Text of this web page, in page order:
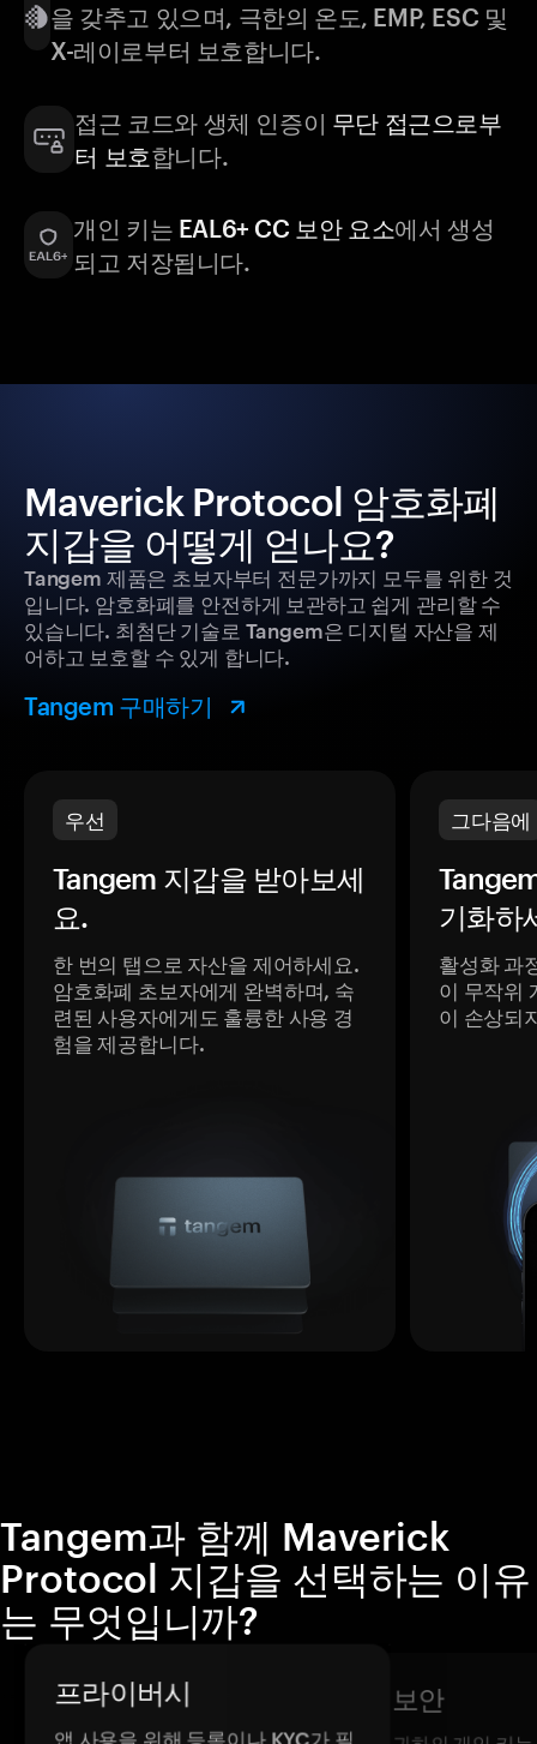
을 갖추고 있으며, 극한의 온도, EMP, ESC 및
X-레이로부터 보호합니다.
접근 코드와 생체 인증이 무단 접근으로부
터 보호합니다.
개인 키는 EAL6+ CC 보안 요소에서 생성
되고 저장됩니다.
Maverick Protocol 암호화폐
지갑을 어떻게 얻나요?
Tangem 제품은 초보자부터 전문가까지 모두를 위한 것
입니다. 암호화폐를 안전하게 보관하고 쉽게 관리할 수
있습니다. 최첨단 기술로 Tangem은 디지털 자산을 제
어하고 보호할 수 있게 합니다.
Tangem 구매하기
우선
Tangem 지갑을 받아보세
요.
한 번의 탭으로 자산을 제어하세요.
암호화폐 초보자에게 완벽하며, 숙
련된 사용자에게도 훌륭한 사용 경
험을 제공합니다.
그다음에
기화하
활성화 과
이 무작위
이 손상되
Tangem과 함께 Maverick
Protocol 지갑을 선택하는 이유
는 무엇입니까?
프라이버시 보안